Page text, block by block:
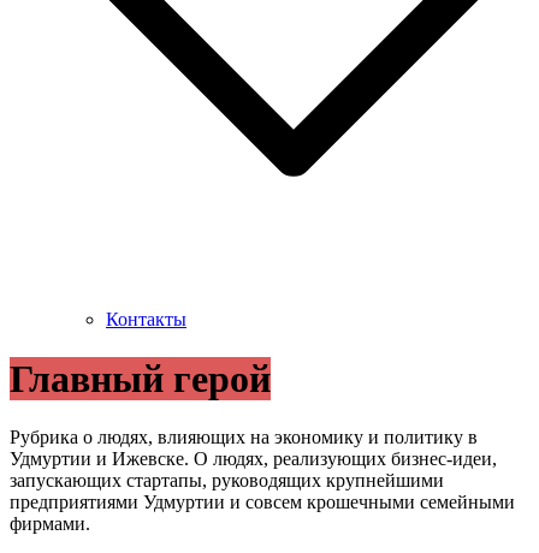
Контакты
Главный герой
Рубрика о людях, влияющих на экономику и политику в
Удмуртии и Ижевске. О людях, реализующих бизнес-идеи,
запускающих стартапы, руководящих крупнейшими
предприятиями Удмуртии и совсем крошечными семейными
фирмами.